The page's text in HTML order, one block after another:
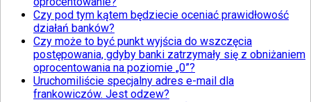
Czy pod tym kątem będziecie oceniać prawidłowość
działań banków?
Czy może to być punkt wyjścia do wszczęcia
postępowania, gdyby banki zatrzymały się z obniżaniem
oprocentowania na poziomie „0”?
Uruchomiliście specjalny adres e-mail dla
frankowiczów. Jest odzew?